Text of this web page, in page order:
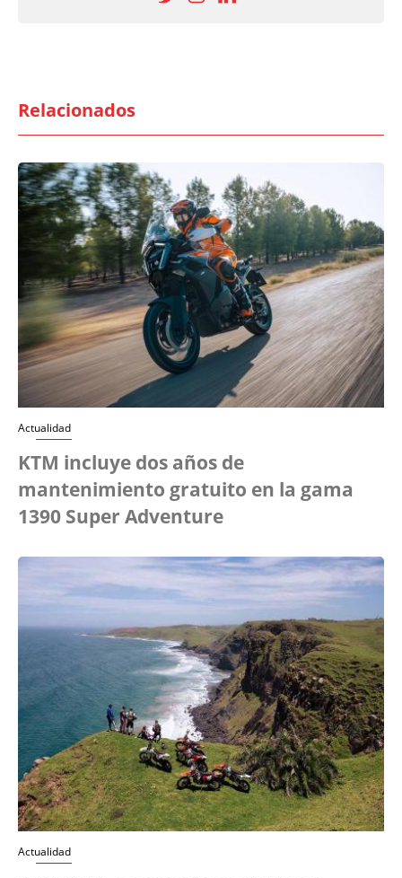
Relacionados
Actualidad
KTM incluye dos años de
mantenimiento gratuito en la gama
1390 Super Adventure
Actualidad